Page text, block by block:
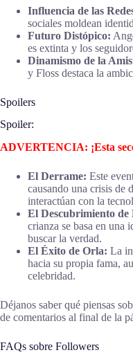
Influencia de las
sociales moldean
Futuro Distópico:
es extinta y los
Dinamismo de la
y Floss destaca la
Spoilers
Spoiler:
ADVERTENCIA: ¡Esta
El Derrame: Este
causando una crisis de
interactúan con la
El Descubrimiento
crianza se basa en una
buscar la verdad.
El Éxito de Orla: La
hacia su propia fama,
celebridad.
Déjanos saber qué piensas
de comentarios al final de la
FAQs sobre Followers